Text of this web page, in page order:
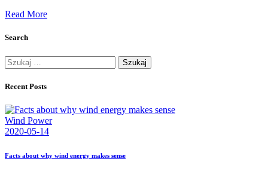
Read More
Search
Szukaj:
Recent Posts
Wind Power
2020-05-14
Facts about why wind energy makes sense